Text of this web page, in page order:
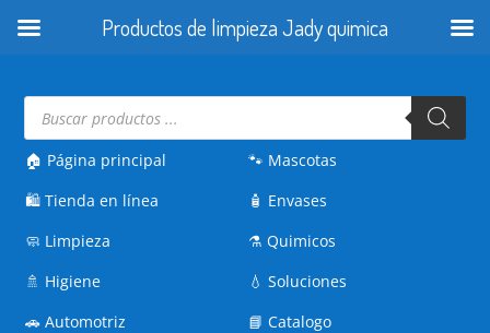
Búsqueda
productos
🏠 Página principal
🛍️Tienda en línea
🧼 Limpieza
🚿 Higiene
🚗Automotriz
🐾 Mascotas
🧴 Envases
⚗️Quimicos
💧Soluciones
📘Catalogo
Productos de limpieza Jady quimica